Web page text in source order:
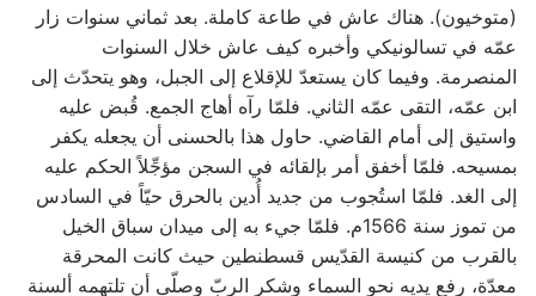
(متوخيون). هناك عاش في طاعة كاملة. بعد ثماني سنوات زار
عمّه في تسالونيكي وأخبره كيف عاش خلال السنوات
المنصرمة. وفيما كان يستعدّ للإقلاع إلى الجبل، وهو يتحدّث إلى
ابن عمّه، التقى عمّه الثاني. فلمّا رآه أهاج الجمع. قُبض عليه
واستيق إلى أمام القاضي. حاول هذا بالحسنى أن يجعله يكفر
بمسيحه. فلمّا أخفق أمر بإلقائه في السجن مؤجِّلاً الحكم عليه
إلى الغد. فلمّا استُجوب من جديد أُدين بالحرق حيّاً في السادس
من تموز سنة 1566م. فلمّا جيء به إلى ميدان سباق الخيل
بالقرب من كنيسة القدّيس قسطنطين حيث كانت المحرقة
معدّة، رفع يديه نحو السماء وشكر الربّ وصلّى أن تلتهمه ألسنة